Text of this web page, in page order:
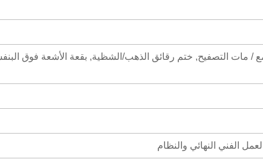
/ مات التصفيح, ختم رقائق الذهب/الشظية, بقعة الأشعة فوق